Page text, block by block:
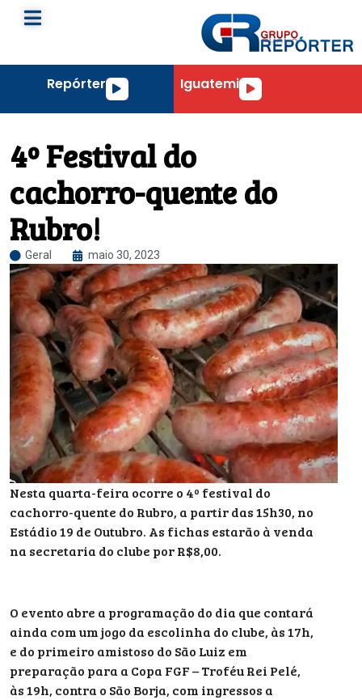
RepórterTocador
IguatemiTocador
4º Festival do
cachorro-quente do
Rubro!
Geral maio 30, 2023
Nesta quarta-feira ocorre o 4º festival do
cachorro-quente do Rubro, a partir das 15h30, no
Estádio 19 de Outubro. As fichas estarão à venda
na secretaria do clube por R$8,00.
O evento abre a programação do dia que contará
ainda com um jogo da escolinha do clube, às 17h,
e do primeiro amistoso do São Luiz em
preparação para a Copa FGF – Troféu Rei Pelé,
às 19h, contra o São Borja, com ingressos a